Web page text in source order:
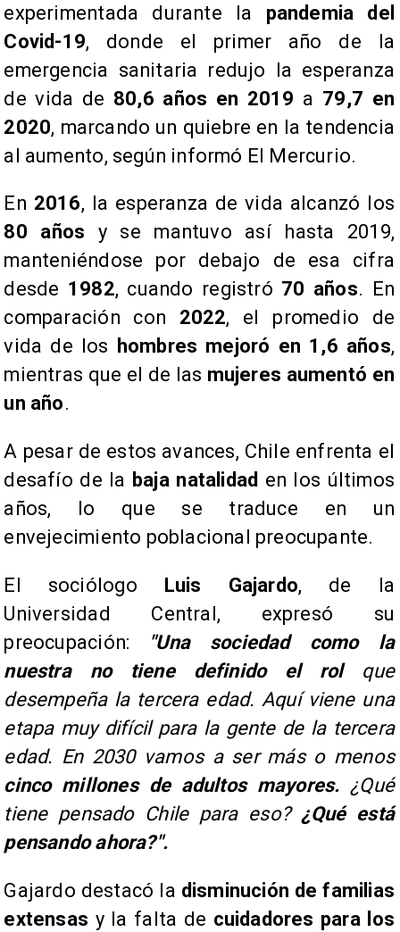
experimentada durante la pandemia del
Covid-19, donde el primer año de la
emergencia sanitaria redujo la esperanza
de vida de 80,6 años en 2019 a 79,7 en
2020, marcando un quiebre en la tendencia
al aumento, según informó El Mercurio.
​En 2016, la esperanza de vida alcanzó los
80 años y se mantuvo así hasta 2019,
manteniéndose por debajo de esa cifra
desde 1982, cuando registró 70 años. En
comparación con 2022, el promedio de
vida de los hombres mejoró en 1,6 años,
mientras que el de las mujeres aumentó en
un año.
​A pesar de estos avances, Chile enfrenta el
desafío de la baja natalidad en los últimos
años, lo que se traduce en un
envejecimiento poblacional preocupante.
​El sociólogo Luis Gajardo, de la
Universidad Central, expresó su
preocupación:
"Una sociedad como la
nuestra no tiene definido el rolque
desempeña la tercera edad. Aquí viene una
etapa muy difícil para la gente de la tercera
edad. En 2030 vamos a ser más o menos
cinco millones de adultos mayores. ¿Qué
tiene pensado Chile para eso?¿Qué está
pensando ahora?".
​Gajardo destacó la disminución de familias
extensas y la falta de cuidadores para los